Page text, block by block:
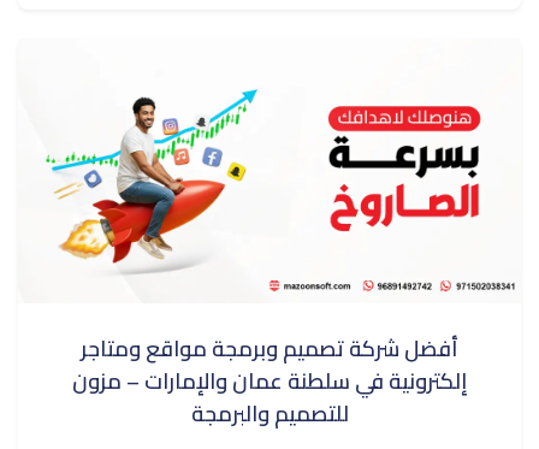
أفضل شركة تصميم وبرمجة مواقع ومتاجر
إلكترونية في سلطنة عمان والإمارات – مزون
للتصميم والبرمجة